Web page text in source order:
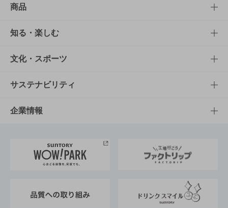
商品
商品TOP
商品一覧
商品発売情報
栄養成分一覧
知る・楽しむ
知る・楽しむTOP
キャンペーン
工場見学
地域情報
文化・スポーツ
文化・スポーツTOP
サントリーホール
サントリーサンバーズ大阪
サステナビリティ
サステナビリティTOP
サントリーが考えるサステナビリティ経営
企業情報
企業概要